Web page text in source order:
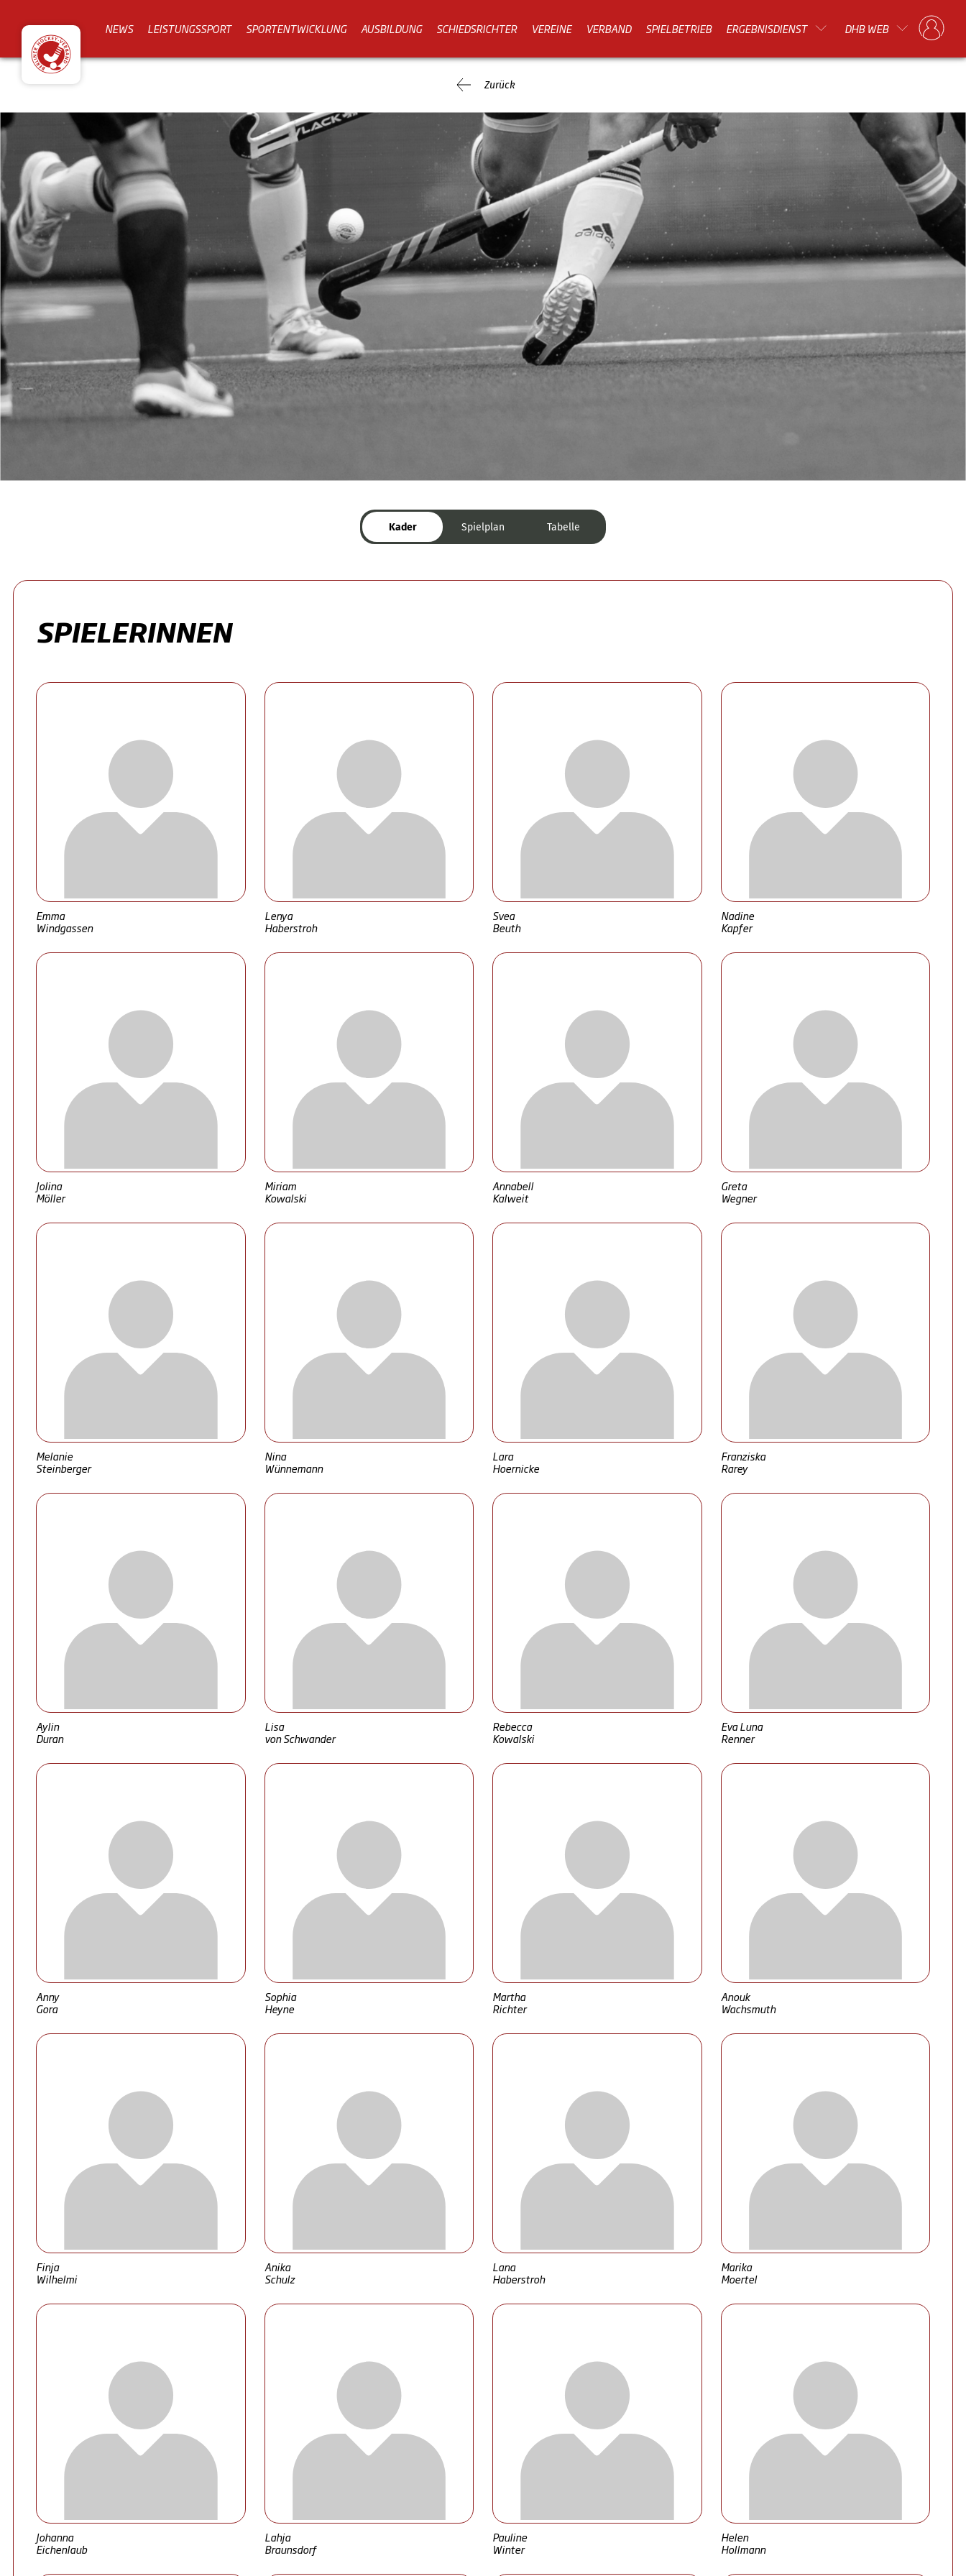
NEWS LEISTUNGSSPORT SPORTENTWICKLUNG AUSBILDUNG SCHIEDSRICHTER VEREINE VERBAND SPIELBETRIEB ERGEBNISDIENST DHB WEB
Zurück
Kader Spielplan Tabelle
SPIELERINNEN
Emma
Windgassen
Lenya
Haberstroh
Svea
Beuth
Nadine
Kapfer
Jolina
Möller
Miriam
Kowalski
Annabell
Kalweit
Greta
Wegner
Melanie
Steinberger
Nina
Wünnemann
Lara
Hoernicke
Franziska
Rarey
Aylin
Duran
Lisa
von Schwander
Rebecca
Kowalski
Eva Luna
Renner
Anny
Gora
Sophia
Heyne
Martha
Richter
Anouk
Wachsmuth
Finja
Wilhelmi
Anika
Schulz
Lana
Haberstroh
Marika
Moertel
Johanna
Eichenlaub
Lahja
Braunsdorf
Pauline
Winter
Helen
Hollmann